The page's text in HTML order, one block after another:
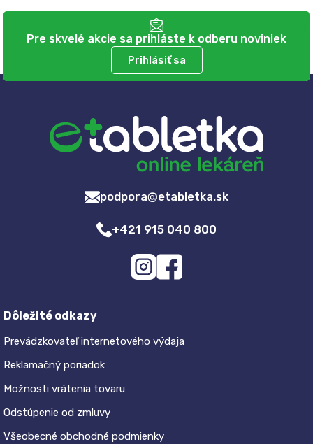
Pre skvelé akcie sa prihláste k odberu noviniek
Prihlásiť sa
podpora@etabletka.sk
+421 915 040 800
Dôležité odkazy
Prevádzkovateľ internetového výdaja
Reklamačný poriadok
Možnosti vrátenia tovaru
Odstúpenie od zmluvy
Všeobecné obchodné podmienky